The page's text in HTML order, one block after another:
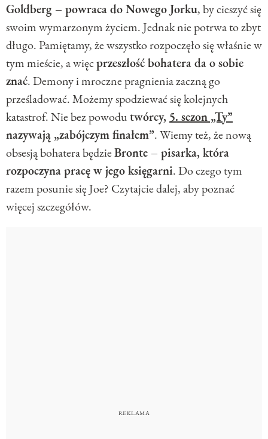
Goldberg – powraca do Nowego Jorku, by cieszyć się
swoim wymarzonym życiem. Jednak nie potrwa to zbyt
długo. Pamiętamy, że wszystko rozpoczęło się właśnie w
tym mieście, a więcprzeszłość bohatera da o sobie
znać. Demony i mroczne pragnienia zaczną go
prześladować. Możemy spodziewać się kolejnych
katastrof. Nie bez powodutwórcy, 5. sezon „Ty”
nazywają „zabójczym finałem”. Wiemy też, że nową
obsesją bohatera będzieBronte – pisarka, która
rozpoczyna pracę w jego księgarni. Do czego tym
razem posunie się Joe? Czytajcie dalej, aby poznać
więcej szczegółów.